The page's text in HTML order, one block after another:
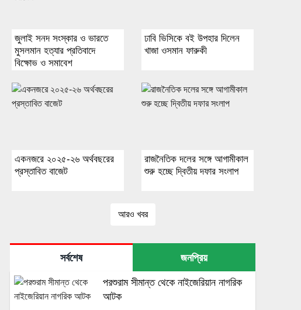
জুলাই সনদ সংস্কার ও ভারতে
মুসলমান হত্যার প্রতিবাদে
বিক্ষোভ ও সমাবেশ
ঢাবি ভিসিকে বই উপহার দিলেন
খাজা ওসমান ফারুকী
একনজরে ২০২৫-২৬ অর্থবছরের
প্রস্তাবিত বাজেট
রাজনৈতিক দলের সঙ্গে আগামীকাল
শুরু হচ্ছে দ্বিতীয় দফার সংলাপ
আরও খবর
সর্বশেষ জনপ্রিয়
পরশুরাম সীমান্ত থেকে নাইজেরিয়ান নাগরিক
আটক